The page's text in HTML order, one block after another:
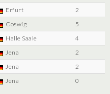
Erfurt
2
Coswig
5
Halle Saale
4
Jena
2
Jena
2
Jena 0